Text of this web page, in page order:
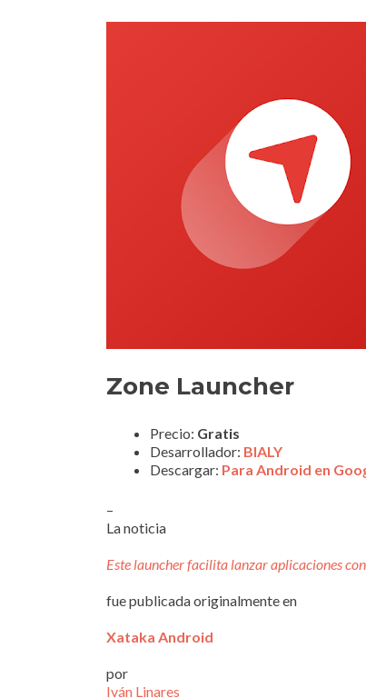
Zone Launcher
Precio: Gratis
Desarrollador: BIALY
Descargar: Para Android en
–
La noticia
Este launcher facilita lanzar aplicaciones
fue publicada originalmente en
Xataka Android
por
Iván Linares